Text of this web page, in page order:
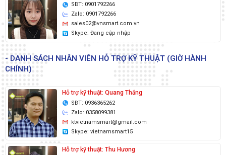
SĐT: 0901792266
Zalo: 0901792266
sales02@vnsmart.com.vn
Skype: Đang cập nhập
- DANH SÁCH NHÂN VIÊN HỖ TRỢ KỸ THUẬT (GIỜ HÀNH
CHÍNH)
Hỗ trợ kỹ thuật: Quang Thắng
SĐT: 0936365262
Zalo: 0358099381
ktvietnamsmart@gmail.com
Skype: vietnamsmart15
Hỗ trợ kỹ thuật: Thu Hương